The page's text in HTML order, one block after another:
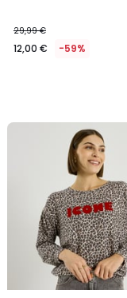
29,99 €
12,00 € -59%